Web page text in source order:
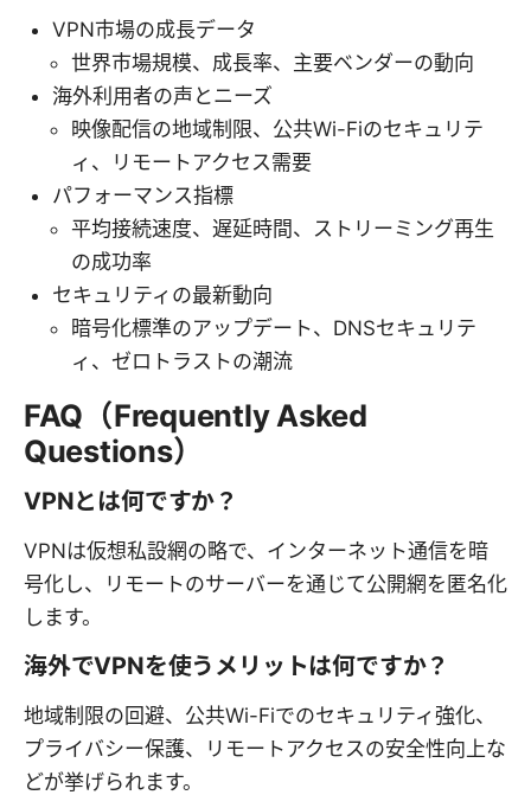
VPN市場の成長データ
世界市場規模、成長率、主要ベンダーの動向
海外利用者の声とニーズ
映像配信の地域制限、公共Wi-Fiのセキュリテ
ィ、リモートアクセス需要
パフォーマンス指標
平均接続速度、遅延時間、ストリーミング再生
の成功率
セキュリティの最新動向
暗号化標準のアップデート、DNSセキュリテ
ィ、ゼロトラストの潮流
FAQ（Frequently Asked
Questions）
VPNとは何ですか？
VPNは仮想私設網の略で、インターネット通信を暗
号化し、リモートのサーバーを通じて公開網を匿名化
します。
海外でVPNを使うメリットは何ですか？
地域制限の回避、公共Wi-Fiでのセキュリティ強化、
プライバシー保護、リモートアクセスの安全性向上な
どが挙げられます。